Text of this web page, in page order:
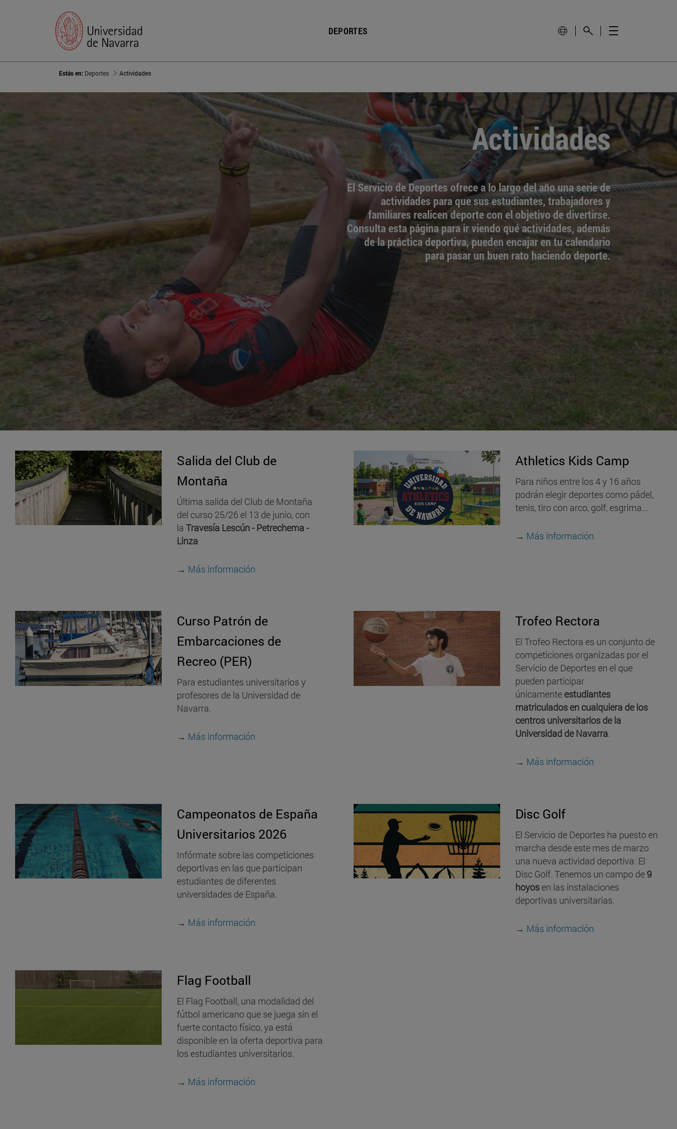
DEPORTES
Estás en: Deportes Actividades
Actividades
El Servicio de Deportes ofrece a lo largo del año una serie de
actividades para que sus estudiantes, trabajadores y
familiares realicen deporte con el objetivo de divertirse.
Consulta esta página para ir viendo qué actividades, además
de la práctica deportiva, pueden encajar en tu calendario
para pasar un buen rato haciendo deporte.
Salida del Club de
Montaña
Última salida del Club de Montaña
del curso 25/26 el 13 de junio, con
la Travesía Lescún - Petrechema -
Linza
→ Más información
Athletics Kids Camp
Para niños entre los 4 y 16 años
podrán elegir deportes como pádel,
tenis, tiro con arco, golf, esgrima...
→ Más información
Curso Patrón de
Embarcaciones de
Recreo (PER)
Para estudiantes universitarios y
profesores de la Universidad de
Navarra.
→ Más información
Trofeo Rectora
El Trofeo Rectora es un conjunto de
competiciones organizadas por el
Servicio de Deportes en el que
pueden participar
únicamente estudiantes
matriculados en cualquiera de los
centros universitarios de la
Universidad de Navarra.
→ Más información
Campeonatos de España
Universitarios 2026
Infórmate sobre las competiciones
deportivas en las que participan
estudiantes de diferentes
universidades de España.
→ Más información
Disc Golf
El Servicio de Deportes ha puesto en
marcha desde este mes de marzo
una nueva actividad deportiva: El
Disc Golf. Tenemos un campo de 9
hoyos en las instalaciones
deportivas universitarias.
→ Más información
Flag Football
El Flag Football, una modalidad del
fútbol americano que se juega sin el
fuerte contacto físico, ya está
disponible en la oferta deportiva para
los estudiantes universitarios.
→ Más información